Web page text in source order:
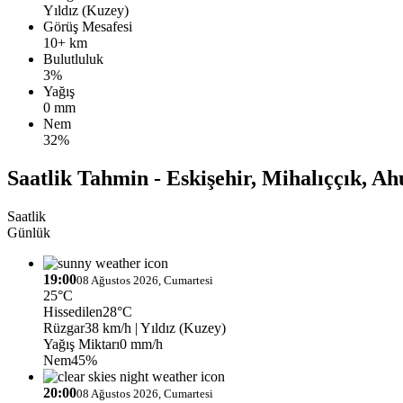
Yıldız (Kuzey)
Görüş Mesafesi
10+ km
Bulutluluk
3%
Yağış
0 mm
Nem
32%
Saatlik Tahmin - Eskişehir, Mihalıççık,
Saatlik
Günlük
19:0008 Ağustos 2026, Cumartesi
25°C
Hissedilen28°C
Rüzgar38 km/h | Yıldız (Kuzey)
Yağış Miktarı0 mm/h
Nem45%
20:0008 Ağustos 2026, Cumartesi